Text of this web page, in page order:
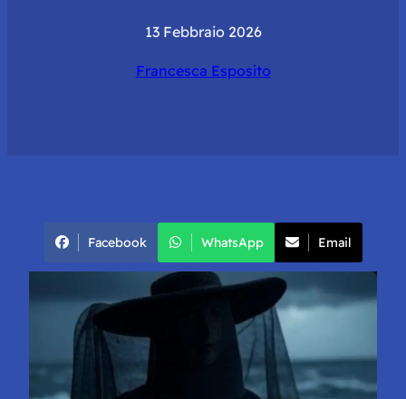
13 Febbraio 2026
Francesca Esposito
Facebook WhatsApp Email